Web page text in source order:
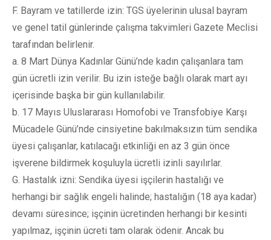
F. Bayram ve tatillerde izin: TGS üyelerinin ulusal bayram
ve genel tatil günlerinde çalışma takvimleri Gazete Meclisi
tarafından belirlenir.
a. 8 Mart Dünya Kadınlar Günü’nde kadın çalışanlara tam
gün ücretli izin verilir. Bu izin isteğe bağlı olarak mart ayı
içerisinde başka bir gün kullanılabilir.
b. 17 Mayıs Uluslararası Homofobi ve Transfobiye Karşı
Mücadele Günü’nde cinsiyetine bakılmaksızın tüm sendika
üyesi çalışanlar, katılacağı etkinliği en az 3 gün önce
işverene bildirmek koşuluyla ücretli izinli sayılırlar.
G. Hastalık izni: Sendika üyesi işçilerin hastalığı ve
herhangi bir sağlık engeli halinde; hastalığın (18 aya kadar)
devamı süresince; işçinin ücretinden herhangi bir kesinti
yapılmaz, işçinin ücreti tam olarak ödenir. Ancak bu